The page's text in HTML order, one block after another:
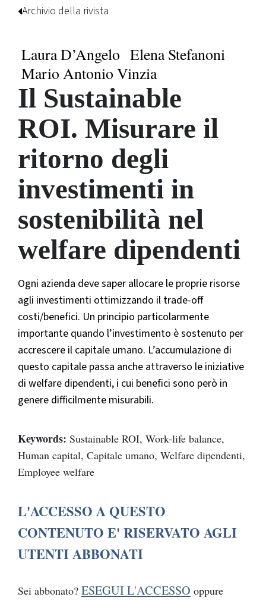
Archivio della rivista
Laura D’Angelo Elena Stefanoni
Mario Antonio Vinzia
Il Sustainable
ROI. Misurare il
ritorno degli
investimenti in
sostenibilità nel
welfare dipendenti
Ogni azienda deve saper allocare le proprie risorse
agli investimenti ottimizzando il trade-off
costi/benefici. Un principio particolarmente
importante quando l’investimento è sostenuto per
accrescere il capitale umano. L’accumulazione di
questo capitale passa anche attraverso le iniziative
di welfare dipendenti, i cui benefici sono però in
genere difficilmente misurabili.
Keywords: Sustainable ROI, Work-life balance,
Human capital, Capitale umano, Welfare dipendenti,
Employee welfare
L'ACCESSO A QUESTO
CONTENUTO E' RISERVATO AGLI
UTENTI ABBONATI
Sei abbonato? ESEGUI L'ACCESSO oppure